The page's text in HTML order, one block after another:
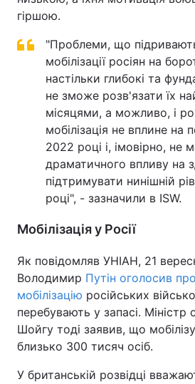
гіршою.
"Проблеми, що
мобілізації росіян на
настільки глибокі та
не зможе розв'язати їх
місяцями, а можливо, і
мобілізація не вплине на
2022 році і, імовірно, не
драматичного впливу на
підтримувати нинішній
році", - зазначили в ISW.
Мобілізація у Росії
Як повідомляв УНІАН, 21
Володимир Путін оголосив про
мобілізацію російських
перебувають у запасі.
Шойгу тоді заявив, що
близько 300 тисяч осіб.
У британській розвідці